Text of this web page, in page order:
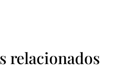
relacionados